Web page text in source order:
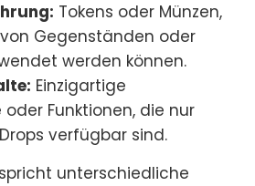
Tokens oder Münzen,
Gegenständen oder
werden können.
Einzigartige
Funktionen, die nur
verfügbar sind.
unterschiedliche